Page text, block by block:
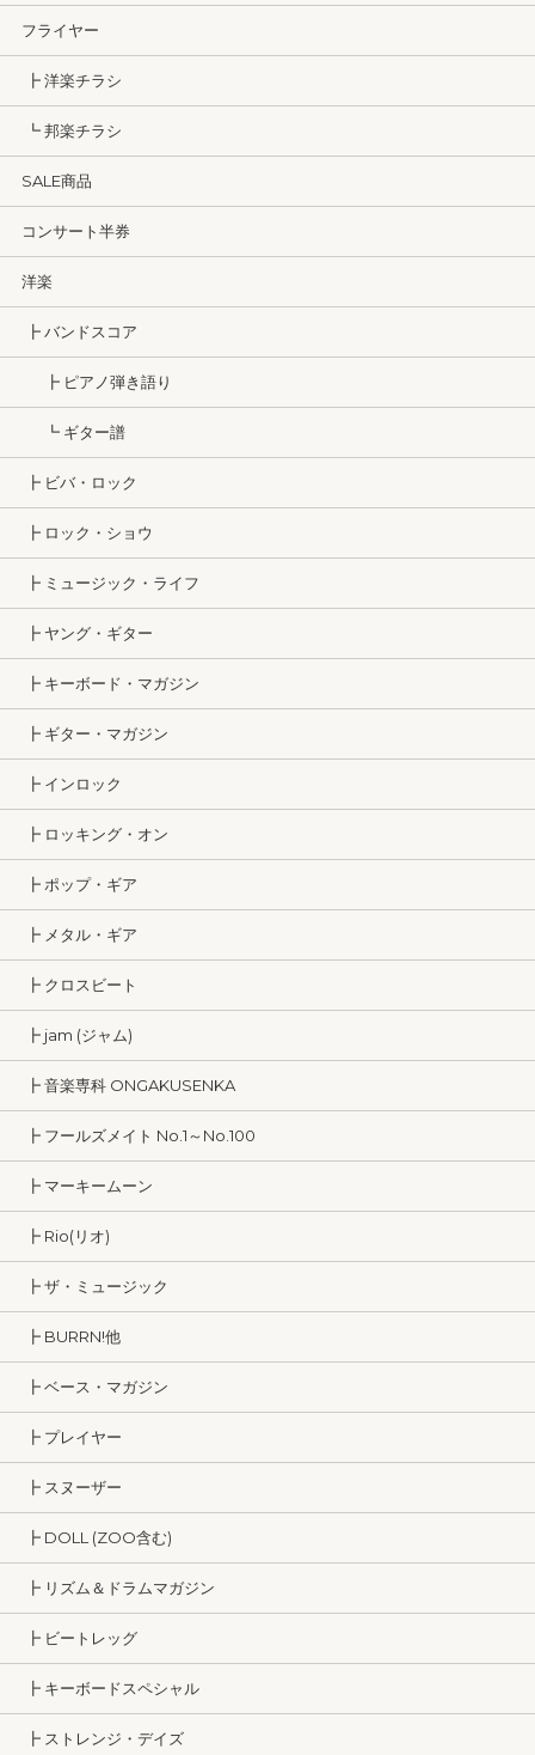
フライヤー
┣ 洋楽チラシ
┗ 邦楽チラシ
SALE商品
コンサート半券
洋楽
┣ バンドスコア
┣ ピアノ弾き語り
┗ ギター譜
┣ ビバ・ロック
┣ ロック・ショウ
┣ ミュージック・ライフ
┣ ヤング・ギター
┣ キーボード・マガジン
┣ ギター・マガジン
┣ インロック
┣ ロッキング・オン
┣ ポップ・ギア
┣ メタル・ギア
┣ クロスビート
┣ jam (ジャム)
┣ 音楽専科 ONGAKUSENKA
┣ フールズメイト No.1～No.100
┣ マーキームーン
┣ Rio(リオ)
┣ ザ・ミュージック
┣ BURRN!他
┣ ベース・マガジン
┣ プレイヤー
┣ スヌーザー
┣ DOLL (ZOO含む)
┣ リズム＆ドラムマガジン
┣ ビートレッグ
┣ キーボードスペシャル
┣ ストレンジ・デイズ